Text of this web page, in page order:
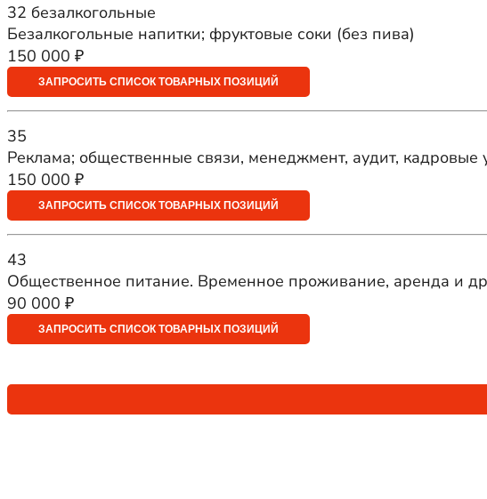
32 безалкогольные
Безалкогольные напитки; фруктовые соки (без пива)
150 000 ₽
ЗАПРОСИТЬ СПИСОК ТОВАРНЫХ ПОЗИЦИЙ
35
Реклама; общественные связи, менеджмент, аудит, кадровые
150 000 ₽
ЗАПРОСИТЬ СПИСОК ТОВАРНЫХ ПОЗИЦИЙ
43
Общественное питание. Временное проживание, аренда и
90 000 ₽
ЗАПРОСИТЬ СПИСОК ТОВАРНЫХ ПОЗИЦИЙ